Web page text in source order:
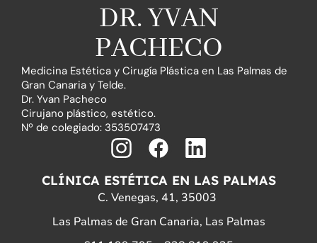
DR. YVAN
PACHECO
Medicina Estética y Cirugía Plástica en Las Palmas de
Gran Canaria y Telde.
Dr. Yvan Pacheco
Cirujano plástico, estético.
Nº de colegiado: 353507473
I
n
s
t
a
F
a
c
e
b
L
i
n
k
e
CLÍNICA ESTÉTICA EN LAS PALMAS
C. Venegas, 41, 35003
Las Palmas de Gran Canaria, Las Palmas